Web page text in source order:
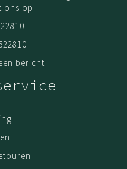
ons op!
bericht